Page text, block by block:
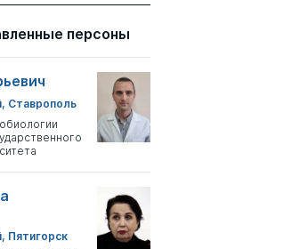
персоны
Ставрополь
Пятигорск